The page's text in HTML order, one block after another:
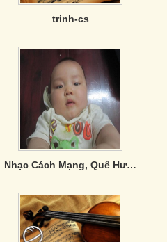
trinh-cs
Nhạc Cách Mạng, Quê Hương Hùng Tráng